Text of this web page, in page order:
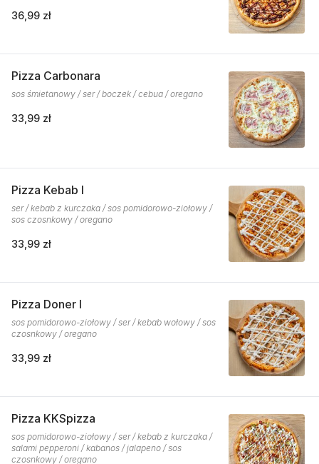
36,99 zł
Pizza Carbonara
sos śmietanowy / ser / boczek / cebua / oregano
33,99 zł
Pizza Kebab I
ser / kebab z kurczaka / sos pomidorowo-ziołowy /
sos czosnkowy / oregano
33,99 zł
Pizza Doner I
sos pomidorowo-ziołowy / ser / kebab wołowy / sos
czosnkowy / oregano
33,99 zł
Pizza KKSpizza
sos pomidorowo-ziołowy / ser / kebab z kurczaka /
salami pepperoni / kabanos / jalapeno / sos
czosnkowy / oregano